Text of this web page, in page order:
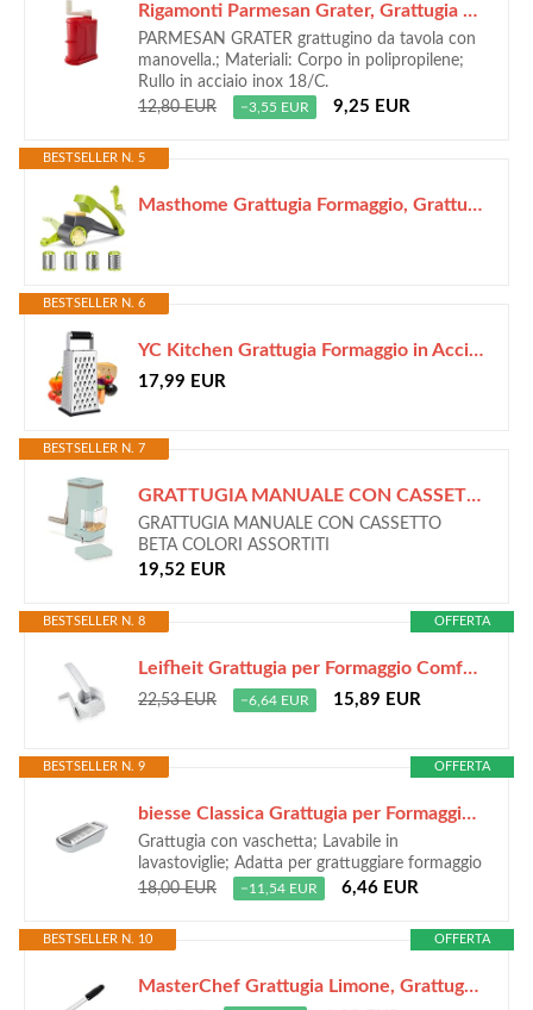
Rigamonti Parmesan Grater, Grattugia Manuale con Manovella, Rullo in Acciaio Inox per Formaggi, Cioccolato e Noci, BPA Free, Rosso, Smontabile e Lavabile in Lavastoviglie.
PARMESAN GRATER grattugino da tavola con
manovella.; Materiali: Corpo in polipropilene;
Rullo in acciaio inox 18/C.
12,80 EUR
−3,55 EUR 9,25 EUR
BESTSELLER N. 5
Masthome Grattugia Formaggio, Grattugia Rotante per Formaggio, Manuale a Manovella, con 2 Manici + 4 Lame Rulli, Completamente Smontabile e Lavabile in Lavastoviglie, per Formaggi, Noci, Cioccolato
BESTSELLER N. 6
YC Kitchen Grattugia Formaggio in Acciaio Inossidabile
17,99 EUR
BESTSELLER N. 7
GRATTUGIA MANUALE CON CASSETTO BETA COLORI ASSORTITI
GRATTUGIA MANUALE CON CASSETTO
BETA COLORI ASSORTITI
19,52 EUR
OFFERTA
BESTSELLER N. 8
Leifheit Grattugia per Formaggio ComfortLine, Manovella Bilaterale
22,53 EUR −6,64 EUR 15,89 EUR
OFFERTA
BESTSELLER N. 9
biesse Classica Grattugia per Formaggio, Acciaio Inossidabile, Bianco, 14.5 x 29 x 8.6
Grattugia con vaschetta; Lavabile in
lavastoviglie; Adatta per grattuggiare formaggio
18,00 EUR
−11,54 EUR 6,46 EUR
OFFERTA
BESTSELLER N. 10
MasterChef Grattugia Limone, Grattuggiato Formaggio Manuale, Perfetto per Parmigiano, Mela, Agrumia, Aglio, Moscata e altro, Acciaio Inox, Lavabile in Lavastoviglie